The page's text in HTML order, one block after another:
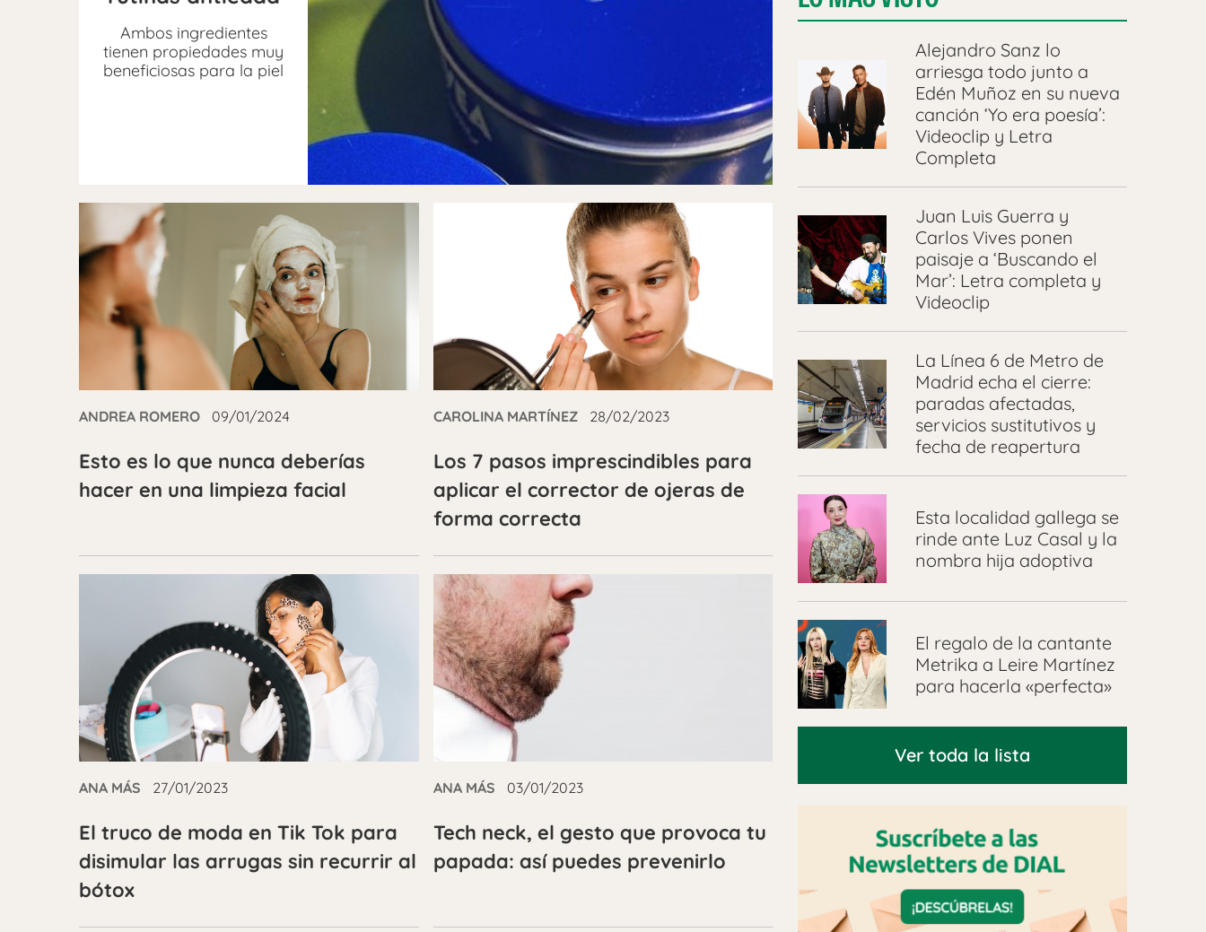
Ambos ingredientes
tienen propiedades muy
beneficiosas para la piel
ANDREA ROMERO 09/01/2024
Esto es lo que nunca deberías
hacer en una limpieza facial
CAROLINA MARTÍNEZ 28/02/2023
Los 7 pasos imprescindibles para
aplicar el corrector de ojeras de
forma correcta
ANA MÁS 27/01/2023
El truco de moda en Tik Tok para
disimular las arrugas sin recurrir al
bótox
ANA MÁS 03/01/2023
Tech neck, el gesto que provoca tu
papada: así puedes prevenirlo
Alejandro Sanz lo
arriesga todo junto a
Edén Muñoz en su nueva
canción ‘Yo era poesía’:
Videoclip y Letra
Completa
Juan Luis Guerra y
Carlos Vives ponen
paisaje a ‘Buscando el
Mar’: Letra completa y
Videoclip
La Línea 6 de Metro de
Madrid echa el cierre:
paradas afectadas,
servicios sustitutivos y
fecha de reapertura
Esta localidad gallega se
rinde ante Luz Casal y la
nombra hija adoptiva
El regalo de la cantante
Metrika a Leire Martínez
para hacerla «perfecta»
Ver toda la lista